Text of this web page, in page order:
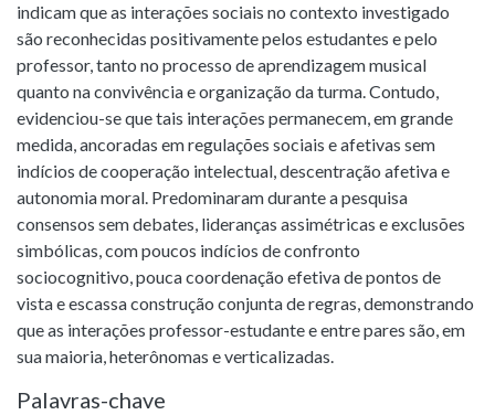
indicam que as interações sociais no contexto investigado
são reconhecidas positivamente pelos estudantes e pelo
professor, tanto no processo de aprendizagem musical
quanto na convivência e organização da turma. Contudo,
evidenciou-se que tais interações permanecem, em grande
medida, ancoradas em regulações sociais e afetivas sem
indícios de cooperação intelectual, descentração afetiva e
autonomia moral. Predominaram durante a pesquisa
consensos sem debates, lideranças assimétricas e exclusões
simbólicas, com poucos indícios de confronto
sociocognitivo, pouca coordenação efetiva de pontos de
vista e escassa construção conjunta de regras, demonstrando
que as interações professor-estudante e entre pares são, em
sua maioria, heterônomas e verticalizadas.
Palavras-chave